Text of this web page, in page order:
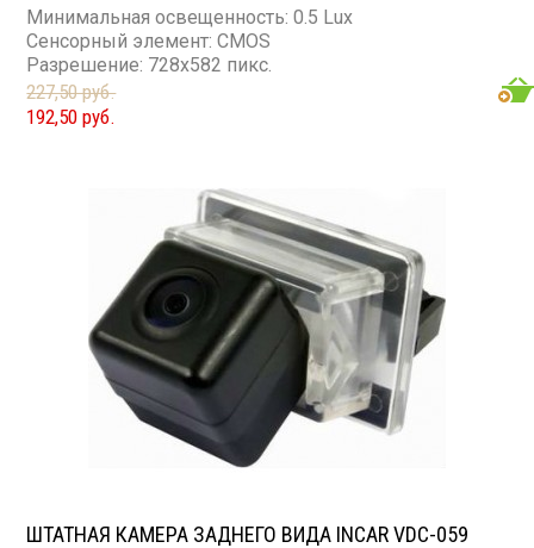
Минимальная освещенность: 0.5 Lux
Сенсорный элемент: CMOS
Разрешение: 728x582 пикс.
227,50 руб.
192,50 руб.
ШТАТНАЯ КАМЕРА ЗАДНЕГО ВИДА INCAR VDC-059